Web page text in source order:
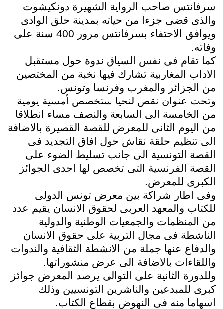
سرفانتس صاحب الرواية الشهيرة دونكيشوت
والذى قضى جزءا من حياته بمدينة حلق الوادى
ويوافق الاحتفاء بسرفانتس مرور 400 سنة على
وفاته.
كما تقام فى نفس السياق ندوة حول مستقبل
الاداب المغاربية تشارك فيها نخبة من المختصين
من الجزائر والمغرب وفرنسا وتونس.
وتحت عنوان نقص لنحيا ستخصص أمسية يومية
من الخامسة الى السابعة والنصف مساء انطلاقا
من اليوم الثانى للمعرض للقصة القصيرة بالاضافة
الى تنظيم حلقة نقاش حول افاق التجديد فى
القصة التونسية الى جانب تسليط الضوء على
القصة الفرنسية التى تخصص لها احدى الجوائز
الكبرى للمعرض.
وفى اطار شراكة بين معرض تونس الدولى
للكتاب والمعهد العربى لحقوق الانسان يقيم عدد
من المنظمات والجمعيات الوطنية والدولية
الناشطة فى مجال التربية على حقوق الانسان
والدفاع عنها جملة من الانشطة الثقافية والندوات
واللقاءات بالاضافة الى عرض منشوراتها.
وللدورة الثانية على التوالى يرصد المعرض جوائز
كبرى للمبدعين والناشرين التونسيين وذلك
اسهاما منه فى النهوض بقطاع الكتاب.